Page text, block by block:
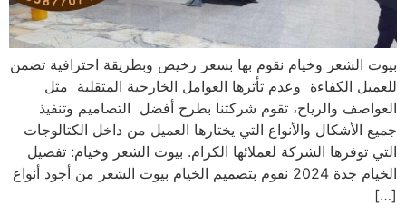
بيوت الشعر وخيام نقوم بها بسعر رخيص وبطريقة احترافية تضمن
للعميل الكفاءة وعدم تأثرها العوامل الخارجية المتقلبة مثل
العواصف والرياح، تقوم شركتنا بطرح أفضل التصاميم وتنفيذ
جميع الأشكال والأنواع التي يختارها العميل من داخل الكتالوجات
التي توفرها الشركة لعملائها الكرام. بيوت الشعر وخيام: تفصيل
الخيام جدة 2024 نقوم بتصميم الخيام بيوت الشعر من أجود أنواع
[…]